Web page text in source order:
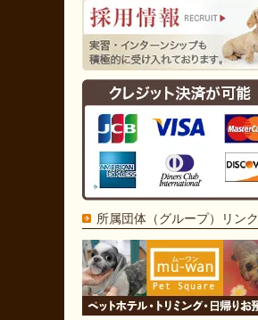
所属団体（グループ）リンク